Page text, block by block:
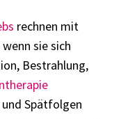
rechnen mit
siesich
Bestrahlung,
Spätfolgen